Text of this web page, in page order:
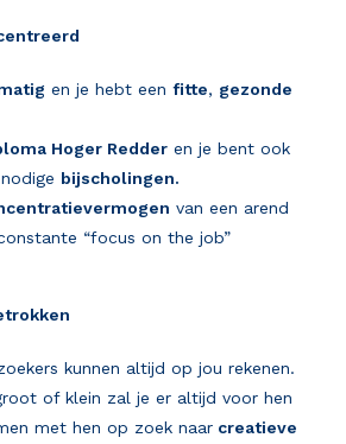
en je hebt eenfitte, gezonde
Hoger Redder en je bent ook
bijscholingen.
van een arend
“focus on the job”
kunnen altijd op jou rekenen.
of klein zal je er altijd voor hen
met hen op zoek naar creatieve